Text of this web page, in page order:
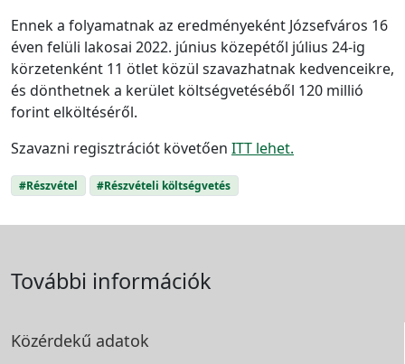
Ennek a folyamatnak az eredményeként Józsefváros 16
éven felüli lakosai 2022. június közepétől július 24-ig
körzetenként 11 ötlet közül szavazhatnak kedvenceikre,
és dönthetnek a kerület költségvetéséből 120 millió
forint elköltéséről.
Szavazni regisztrációt követően ITT lehet.
#Részvétel #Részvételi költségvetés
További információk
Közérdekű adatok